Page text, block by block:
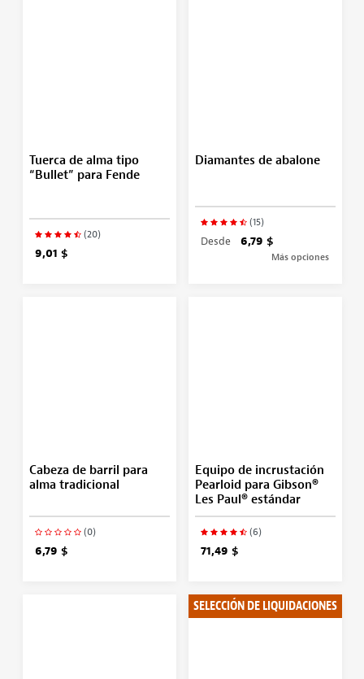
Tuerca de alma tipo
“Bullet” para Fende
(20)
9,01 $
Diamantes de abalone
(15)
Desde 6,79 $
Más opciones
Cabeza de barril para
alma tradicional
(0)
6,79 $
Equipo de incrustación
Pearloid para Gibson®
Les Paul® estándar
(6)
71,49 $
SELECCIÓN DE LIQUIDACIONES